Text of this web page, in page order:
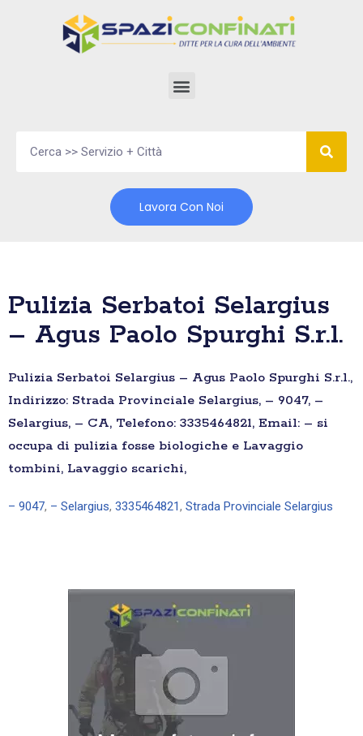
Lavora Con Noi
Pulizia Serbatoi Selargius
– Agus Paolo Spurghi S.r.l.
Pulizia Serbatoi Selargius – Agus Paolo Spurghi S.r.l.,
Indirizzo: Strada Provinciale Selargius, – 9047, –
Selargius, – CA, Telefono: 3335464821, Email: – si
occupa di pulizia fosse biologiche e Lavaggio
tombini, Lavaggio scarichi,
– 9047, – Selargius, 3335464821, Strada Provinciale Selargius